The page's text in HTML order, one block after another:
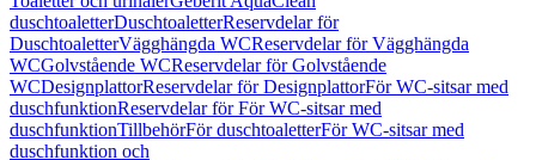
duschtoaletterDuschtoaletterReservdelar för
DuschtoaletterVägghängda WCReservdelar för Vägghängda
WCGolvstående WCReservdelar för Golvstående
WCDesignplattorReservdelar för DesignplattorFör WC-sitsar med
duschfunktionReservdelar för För WC-sitsar med
duschfunktionTillbehörFör duschtoaletterFör WC-sitsar med
duschfunktion och